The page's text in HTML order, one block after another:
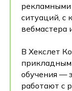
ситуаций, с
вебмастера
В Хекслет
прикладным
обучения —
работают с